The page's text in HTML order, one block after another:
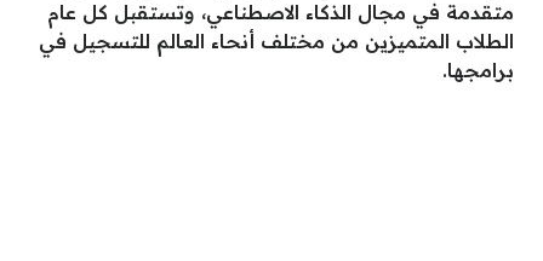
متقدمة في مجال الذكاء الاصطناعي، وتستقبل كل عام
الطلاب المتميزين من مختلف أنحاء العالم للتسجيل في
برامجها.